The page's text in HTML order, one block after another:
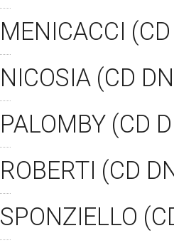
MENICACCI
NICOSIA (CD
PALOMBY (CD
ROBERTI (CD
SPONZIELLO